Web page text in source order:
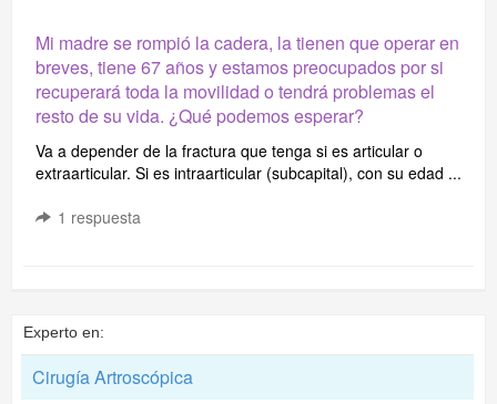
Mi madre se rompió la cadera, la tienen que operar en
breves, tiene 67 años y estamos preocupados por si
recuperará toda la movilidad o tendrá problemas el
resto de su vida. ¿Qué podemos esperar?
Va a depender de la fractura que tenga si es articular o
extraarticular. Si es intraarticular (subcapital), con su edad ...
1 respuesta
Experto en:
Cirugía Artroscópica